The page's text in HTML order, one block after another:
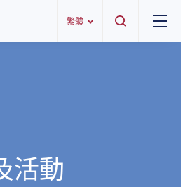
繁體
活動